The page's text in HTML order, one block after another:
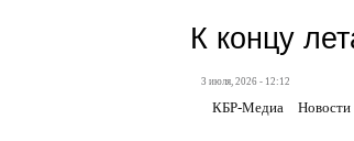
К концу
3 июля, 2026 - 12:12
КБР-Медиа Новости